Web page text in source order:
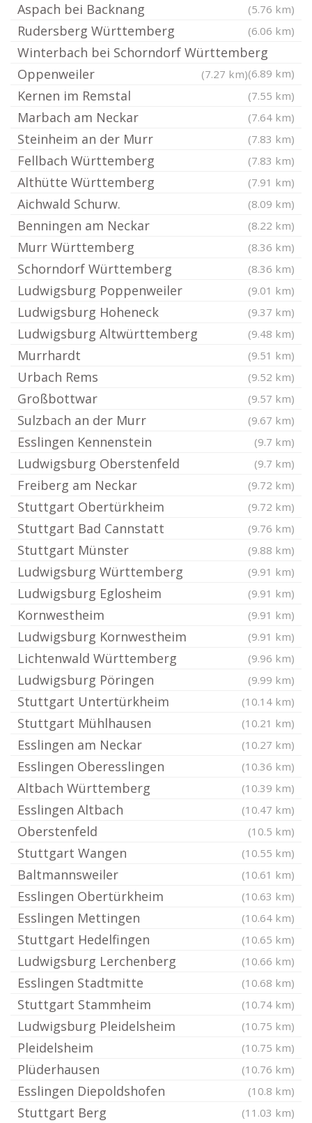
Aspach bei Backnang (5.76 km)
Rudersberg Württemberg (6.06 km)
Winterbach bei Schorndorf Württemberg
(6.89 km)
Oppenweiler (7.27 km)
Kernen im Remstal (7.55 km)
Marbach am Neckar (7.64 km)
Steinheim an der Murr (7.83 km)
Fellbach Württemberg (7.83 km)
Althütte Württemberg (7.91 km)
Aichwald Schurw. (8.09 km)
Benningen am Neckar (8.22 km)
Murr Württemberg (8.36 km)
Schorndorf Württemberg (8.36 km)
Ludwigsburg Poppenweiler (9.01 km)
Ludwigsburg Hoheneck (9.37 km)
Ludwigsburg Altwürttemberg (9.48 km)
Murrhardt (9.51 km)
Urbach Rems (9.52 km)
Großbottwar (9.57 km)
Sulzbach an der Murr (9.67 km)
Esslingen Kennenstein (9.7 km)
Ludwigsburg Oberstenfeld (9.7 km)
Freiberg am Neckar (9.72 km)
Stuttgart Obertürkheim (9.72 km)
Stuttgart Bad Cannstatt (9.76 km)
Stuttgart Münster (9.88 km)
Ludwigsburg Württemberg (9.91 km)
Ludwigsburg Eglosheim (9.91 km)
Kornwestheim (9.91 km)
Ludwigsburg Kornwestheim (9.91 km)
Lichtenwald Württemberg (9.96 km)
Ludwigsburg Pöringen (9.99 km)
Stuttgart Untertürkheim (10.14 km)
Stuttgart Mühlhausen (10.21 km)
Esslingen am Neckar (10.27 km)
Esslingen Oberesslingen (10.36 km)
Altbach Württemberg (10.39 km)
Esslingen Altbach (10.47 km)
Oberstenfeld (10.5 km)
Stuttgart Wangen (10.55 km)
Baltmannsweiler (10.61 km)
Esslingen Obertürkheim (10.63 km)
Esslingen Mettingen (10.64 km)
Stuttgart Hedelfingen (10.65 km)
Ludwigsburg Lerchenberg (10.66 km)
Esslingen Stadtmitte (10.68 km)
Stuttgart Stammheim (10.74 km)
Ludwigsburg Pleidelsheim (10.75 km)
Pleidelsheim (10.75 km)
Plüderhausen (10.76 km)
Esslingen Diepoldshofen (10.8 km)
Stuttgart Berg (11.03 km)